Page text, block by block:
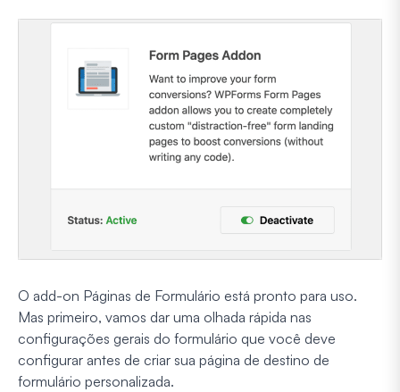
O add-on Páginas de Formulário está pronto para uso.
Mas primeiro, vamos dar uma olhada rápida nas
configurações gerais do formulário que você deve
configurar antes de criar sua página de destino de
formulário personalizada.